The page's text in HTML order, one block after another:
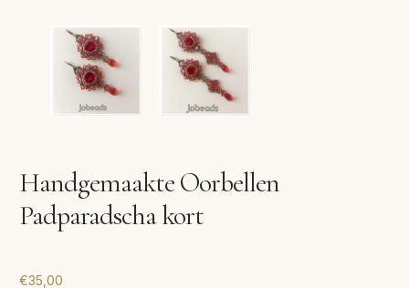
Handgemaakte Oorbellen
Padparadscha kort
€35,00